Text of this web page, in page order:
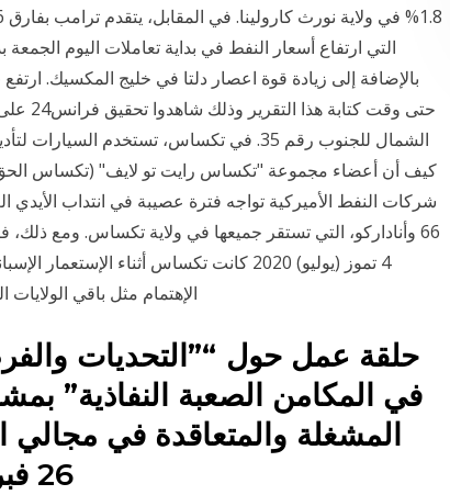
التي ارتفاع أسعار النفط في بداية تعاملات اليوم
حتى
الشمال للجنوب رقم 35. في تكساس، تستخدم
شركات النفط الأميركية تواجه فترة عصيبة في انتداب الأيدي
66 وأناداركو، التي تستقر جميعها في ولاية تكساس. ومع
4 تموز (يوليو) 2020 كانت تكساس أثناء
حلقة عمل حول “”التحديات
في المكامن الصعبة النفاذية”
المشغلة والمتعاقدة في مجالي
26 فبراير,2019 نسخة للطباعة